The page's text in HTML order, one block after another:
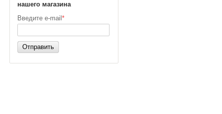
нашего магазина
Введите e-mail *
Отправить